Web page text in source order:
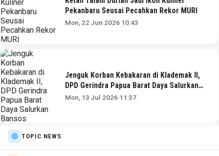
Pekanbaru Seusai Pecahkan Rekor MURI
Mon, 22 Jun 2026 10:43
Jenguk Korban Kebakaran di Klademak II,
DPD Gerindra Papua Barat Daya Salurkan
Bansos
Mon, 13 Jul 2026 11:37
TOPIC NEWS